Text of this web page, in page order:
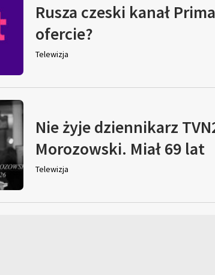
Rusza czeski kanał
ofercie?
Telewizja
Nie żyje dziennikarz
Morozowski. Miał 69 lat
Telewizja